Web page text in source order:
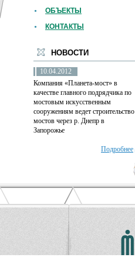
ОБЪЕКТЫ
КОНТАКТЫ
НОВОСТИ
10.04.2012
Компания «Планета-мост» в
качестве главного подрядчика по
мостовым искусственным
сооружениям ведет строительство
мостов через р. Днепр в
Запорожье
Подробнее